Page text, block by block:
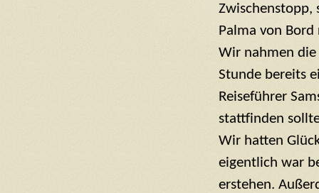
Zwischenstopp,
Palma von
Wir nahmen
Stunde bereits
Reiseführer
stattfinden
Wir hatten
eigentlich war
erstehen.